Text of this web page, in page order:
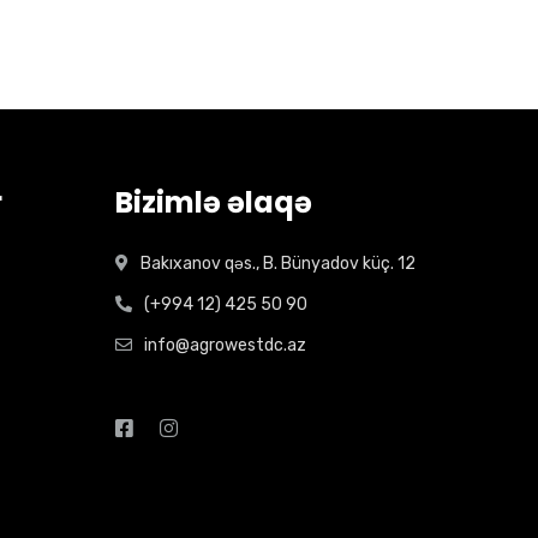
Bizimlə əlaqə
Bakıxanov qəs., B. Bünyadov küç. 12
(+994 12) 425 50 90
info@agrowestdc.az